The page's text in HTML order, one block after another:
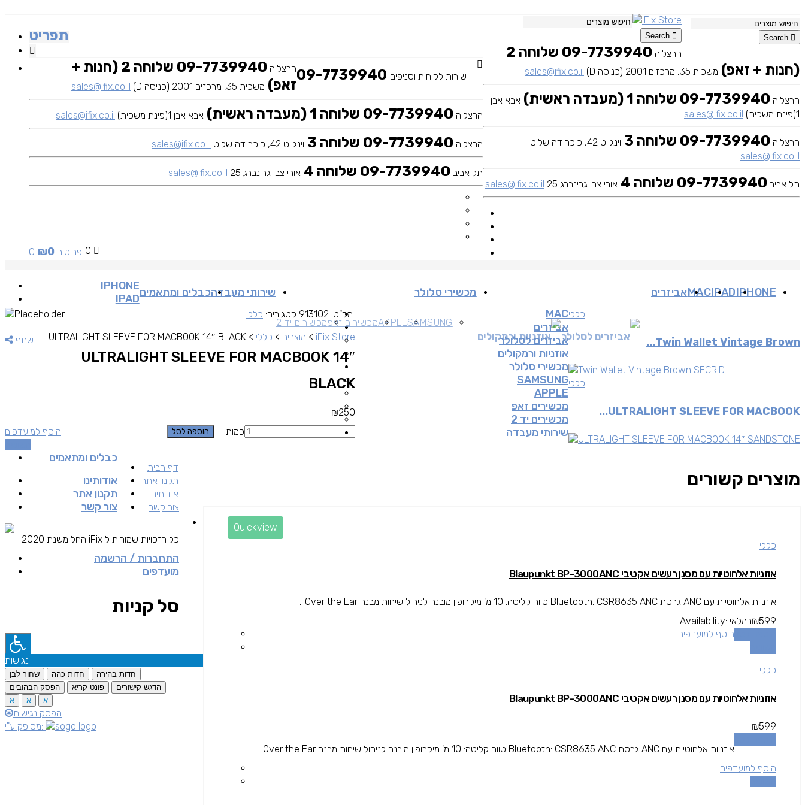
Search תפריט
שירות לקוחות וסניפים
הרצליה
09-7739940 שלוחה 2 (חנות +
זאפ) משכית 35, מרכזים 2001 (כניסה D) sales@ifix.co.il
הרצליה 09-7739940 שלוחה 1 (מעבדה ראשית) אבא אבן 1(פינת משכית) sales@ifix.co.il
הרצליה 09-7739940 שלוחה 3 וינגייט 42, כיכר דה שליט sales@ifix.co.il
תל אביב 09-7739940 שלוחה 4 אורי צבי גרינברג 25 sales@ifix.co.il
0 0 פריטים ₪0
IPHONE
IPAD
MACאביזרים
אביזרים לסלולר אוזניות ורמקולים
מכשירי סלולר
SAMSUNG
APPLEמכשירים זאפמכשירים יד 2
שירותי מעבדהכבלים ומתאמים
שתף iFix Store
> מוצרים > כללי >
ULTRALIGHT SLEEVE FOR MACBOOK 14″ BLACK
ULTRALIGHT SLEEVE FOR MACBOOK 14″
BLACK
₪250
כמות
הוספה לסל
הוסף למועדפים
מק"ט: 913102 קטגוריה: כללי כללי
Twin Wallet Vintage Brown...
כללי
ULTRALIGHT SLEEVE FOR MACBOOK...
מוצרים קשורים
Quickview
כללי
אוזניות אלחוטיות עם מסנן רעשים אקטיבי Blaupunkt BP-3000ANC
אוזניות אלחוטיות עם ANC גרסת Bluetooth: CSR8635 ANC טווח קליטה: 10 מ' מיקרופון מובנה לניהול שיחות מבנה Over the Ear...
₪599
Availability: במלאי
הוסף למועדפים
כללי
אוזניות אלחוטיות עם מסנן רעשים אקטיבי Blaupunkt BP-3000ANC
₪599
אוזניות אלחוטיות עם ANC גרסת Bluetooth: CSR8635 ANC טווח קליטה: 10 מ' מיקרופון מובנה לניהול שיחות מבנה Over the Ear...
הוסף למועדפים
דף הבית
תקנון אתר
אודותינו
צור קשר
כל הזכויות שמורות ל iFix החל משנת 2020
Search
הרצליה
09-7739940 שלוחה 2
(חנות + זאפ) משכית 35, מרכזים 2001 (כניסה D) sales@ifix.co.il
הרצליה 09-7739940 שלוחה 1 (מעבדה ראשית)
אבא אבן
1(פינת משכית)
sales@ifix.co.il
הרצליה 09-7739940 שלוחה 3
וינגייט 42, כיכר דה שליט
sales@ifix.co.il
תל אביב 09-7739940 שלוחה 4 אורי צבי גרינברג 25 sales@ifix.co.il
IPHONE
IPAD
MAC
אביזרים
אביזרים לסלולר
אוזניות ורמקולים
מכשירי סלולר
SAMSUNG
APPLE
מכשירים זאפ
מכשירים יד 2
שירותי מעבדה
כבלים ומתאמים
אודותינו
תקנון אתר
צור קשר
התחברות / הרשמה
מועדפים
סל קניות
נגישות
שחור לבן חדות כהה
חדות בהירה
הפסק הבהובים
פונט קריא
הדגש קישורים
א
א א
הפסק נגישות
מסופק ע"י: